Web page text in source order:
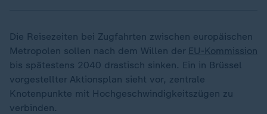
Die Reisezeiten bei Zugfahrten zwischen europäischen
Metropolen sollen nach dem Willen der EU-Kommission
bis spätestens 2040 drastisch sinken. Ein in Brüssel
vorgestellter Aktionsplan sieht vor, zentrale
Knotenpunkte mit Hochgeschwindigkeitszügen zu
verbinden.